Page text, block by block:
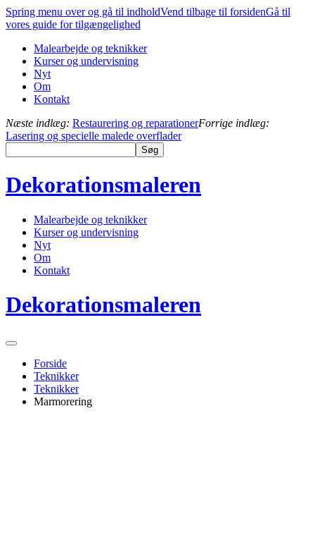
Spring menu over og gå til indholdVend tilbage til forsidenGå til
vores guide for tilgængelighed
Malearbejde og teknikker
Kurser og undervisning
Nyt
Om
Kontakt
Næste indlæg: Restaurering og reparationerForrige indlæg:
Lasering og specielle malede overflader
Dekorationsmaleren
Malearbejde og teknikker
Kurser og undervisning
Nyt
Om
Kontakt
Dekorationsmaleren
Forside
Teknikker
Teknikker
Marmorering